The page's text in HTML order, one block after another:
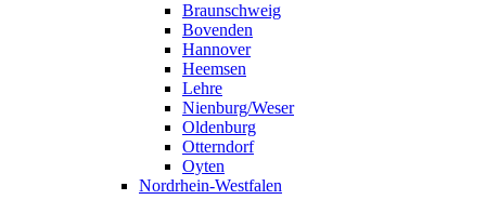
Braunschweig
Bovenden
Hannover
Heemsen
Lehre
Nienburg/Weser
Oldenburg
Otterndorf
Oyten
Nordrhein-Westfalen